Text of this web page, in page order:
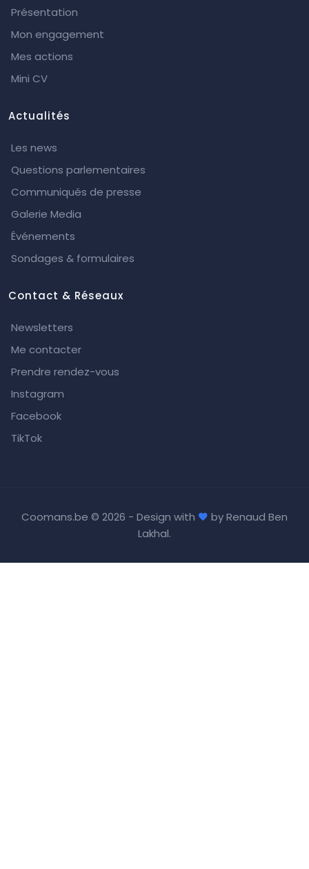
Présentation
Mon engagement
Mes actions
Mini CV
Actualités
Les news
Questions parlementaires
Communiqués de presse
Galerie Media
Événements
Sondages & formulaires
Contact & Réseaux
Newsletters
Me contacter
Prendre rendez-vous
Instagram
Facebook
TikTok
Coomans.be © 2026 - Design with byRenaud Ben
Lakhal.